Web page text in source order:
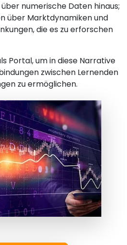
numerische Daten hinaus;
über Marktdynamiken und
die es zu erforschen
Portal, um in diese Narrative
zwischen Lernenden
zu ermöglichen.